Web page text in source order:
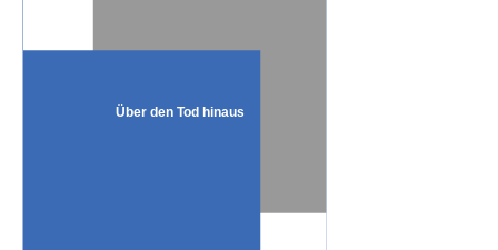
Über den Tod hinaus